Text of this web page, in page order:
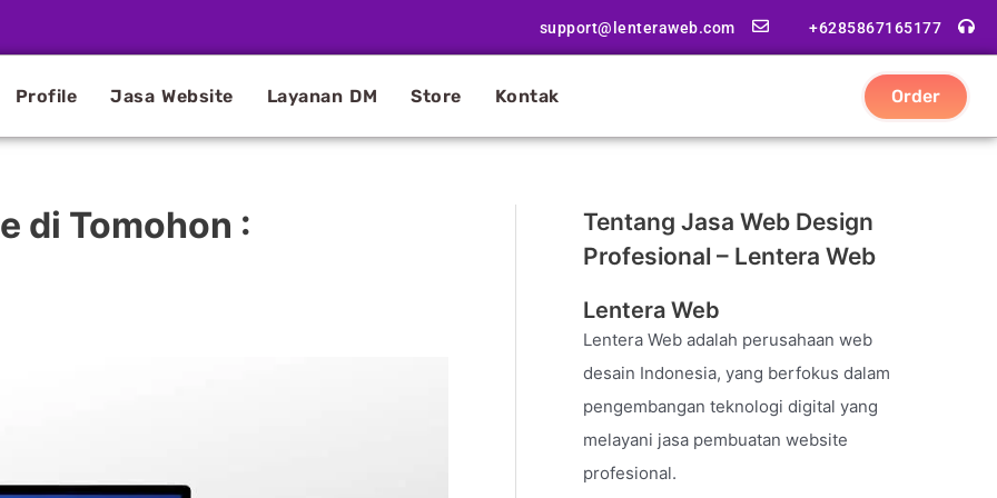
support@lenteraweb.com +6285867165177
Profile Jasa Website Layanan DM Store Kontak Order
di Tomohon :
Tentang Jasa Web Design
Profesional – Lentera Web
Lentera Web
Lentera Web adalah perusahaan web
desain Indonesia, yang berfokus dalam
pengembangan teknologi digital yang
melayani jasa pembuatan website
profesional.